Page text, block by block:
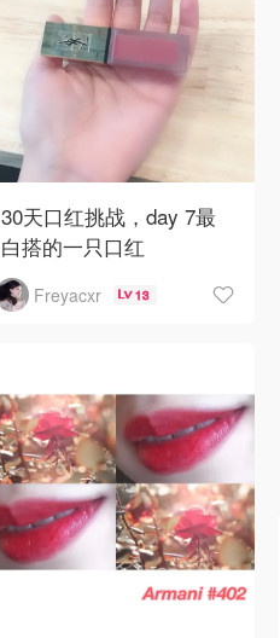
30天口红挑战，day 7最
白搭的一只口红
今年买了YSL 8号色哑光
很日常的颜色，无论涂
Freyacxr 13